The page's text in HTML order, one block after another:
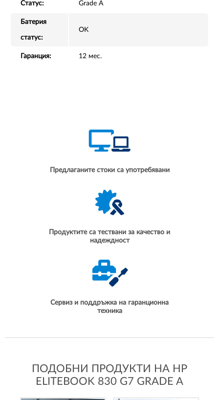
Статус: Grade A
Батерия
статус:
OK
Гаранция: 12 мес.
Предлаганите стоки са употребявани
Продуктите са тествани за качество и
надеждност
Сервиз и поддръжка на гаранционна
техника
ПОДОБНИ ПРОДУКТИ НА HP
ELITEBOOK 830 G7 GRADE A